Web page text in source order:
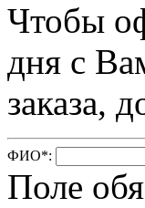
Чтобы
дня с
заказа,
ФИО*:
Поле